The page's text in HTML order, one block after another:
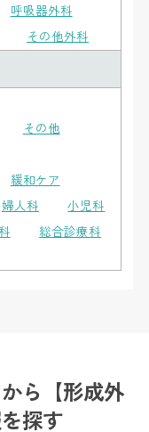
呼吸器外科
その他外科
その他
緩和ケア
婦人科
小児科
総合診療科
から 【形成外
探す